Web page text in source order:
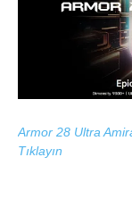
Armor 28 Ultra
Tıklayın